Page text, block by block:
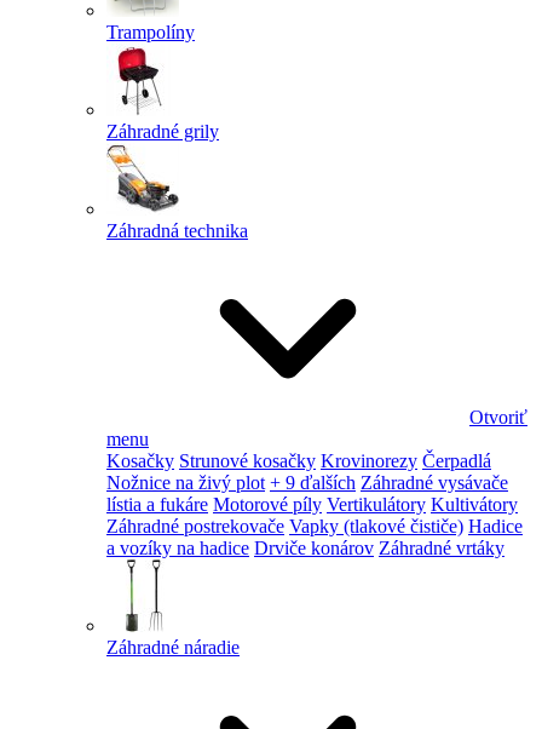
Trampolíny
Záhradné grily
Záhradná technika
Otvoriť
menu
Kosačky Strunové kosačky Krovinorezy Čerpadlá
Nožnice na živý plot + 9 ďalších Záhradné vysávače
lístia a fukáre Motorové píly Vertikulátory Kultivátory
Záhradné postrekovače Vapky (tlakové čističe) Hadice
a vozíky na hadice Drviče konárov Záhradné vrtáky
Záhradné náradie